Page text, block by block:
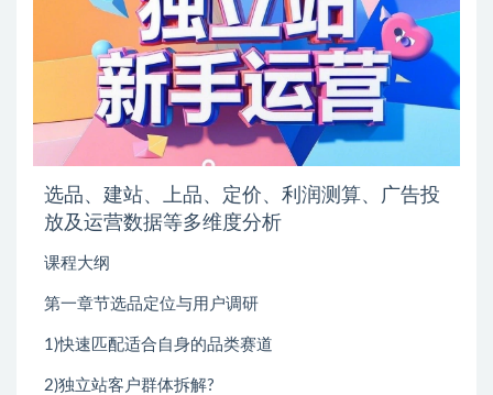
选品、建站、上品、定价、利润测算、广告投
放及运营数据等多维度分析
课程大纲
第一章节选品定位与用户调研
1)快速匹配适合自身的品类赛道
2)独立站客户群体拆解?